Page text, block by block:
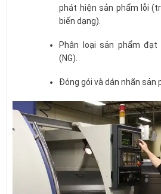
phát hiện sản phẩm lỗi
biến dạng).
Phân loại sản phẩm
(NG).
Đóng gói và dán nhãn sản